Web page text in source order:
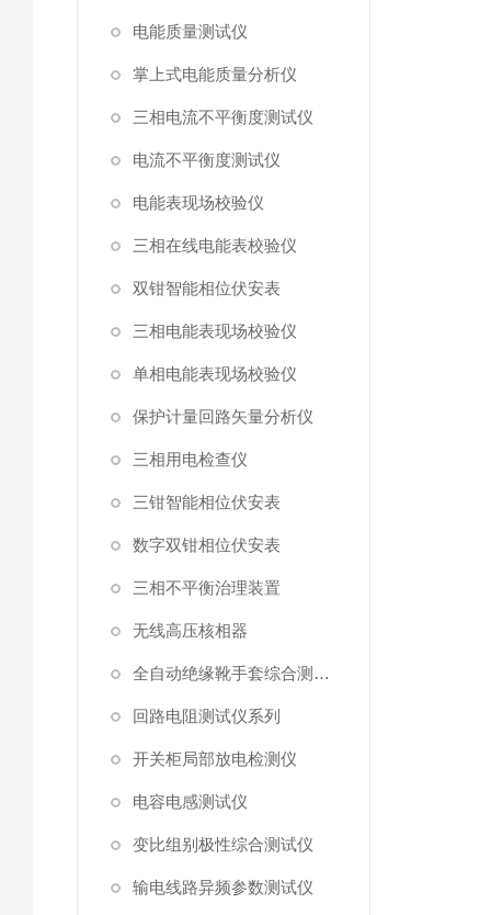
电能质量测试仪
掌上式电能质量分析仪
三相电流不平衡度测试仪
电流不平衡度测试仪
电能表现场校验仪
三相在线电能表校验仪
双钳智能相位伏安表
三相电能表现场校验仪
单相电能表现场校验仪
保护计量回路矢量分析仪
三相用电检查仪
三钳智能相位伏安表
数字双钳相位伏安表
三相不平衡治理装置
无线高压核相器
全自动绝缘靴手套综合测试仪
回路电阻测试仪系列
开关柜局部放电检测仪
电容电感测试仪
变比组别极性综合测试仪
输电线路异频参数测试仪